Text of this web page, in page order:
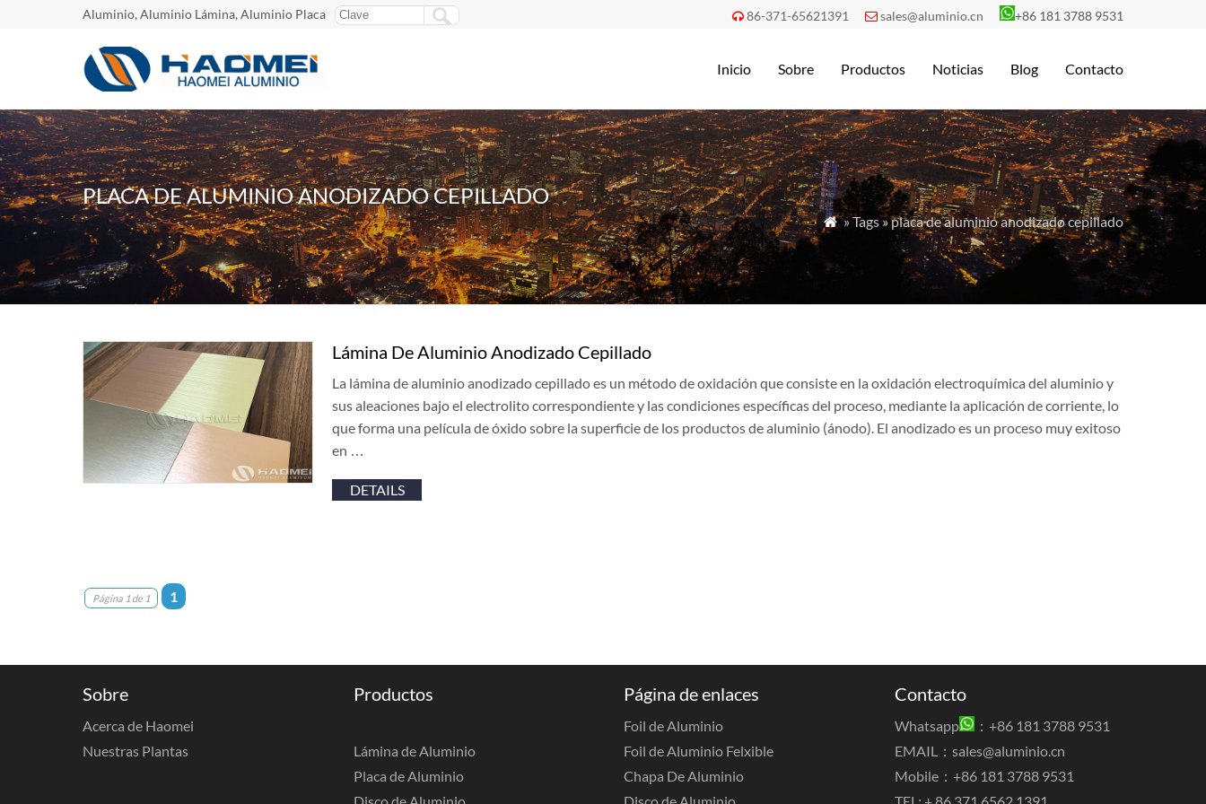
Aluminio, Aluminio Lámina, Aluminio Placa  86-371-65621391  sales@aluminio.cn +86 181 3788 9531
Inicio Sobre Productos Noticias Blog Contacto
PLACA DE ALUMINIO ANODIZADO CEPILLADO
 » Tags » placa de aluminio anodizado cepillado
Lámina De Aluminio Anodizado Cepillado
La lámina de aluminio anodizado cepillado es un método de oxidación que consiste en la oxidación electroquímica del aluminio y
sus aleaciones bajo el electrolito correspondiente y las condiciones específicas del proceso, mediante la aplicación de corriente, lo
que forma una película de óxido sobre la superficie de los productos de aluminio (ánodo). El anodizado es un proceso muy exitoso
en …
DETAILS
Página 1 de 1 1
Sobre
Acerca de Haomei
Nuestras Plantas
Productos
Lámina de Aluminio
Placa de Aluminio
Página de enlaces
Foil de Aluminio
Foil de Aluminio Felxible
Chapa De Aluminio
Contacto
Whatsapp
：+86 181 3788 9531
EMAIL： sales@aluminio.cn
Mobile：+86 181 3788 9531